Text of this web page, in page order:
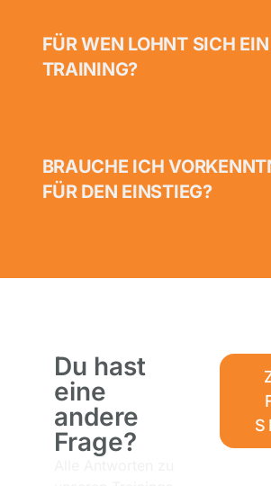
FÜR WEN LOHNT SICH
TRAINING?
BRAUCHE ICH
FÜR DEN EINSTIEG?
Du hast
eine
andere
Frage?